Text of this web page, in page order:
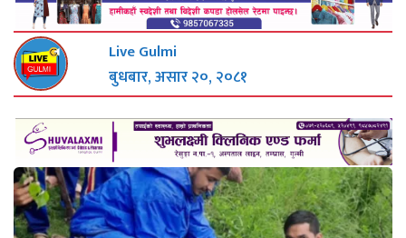
Live Gulmi
बुधबार, असार २०, २०८१